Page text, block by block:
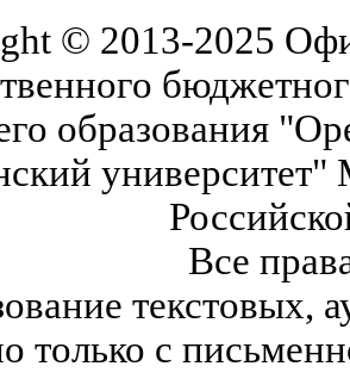
© 2013-2025
образования
университет"
Все
текстовых,
только с